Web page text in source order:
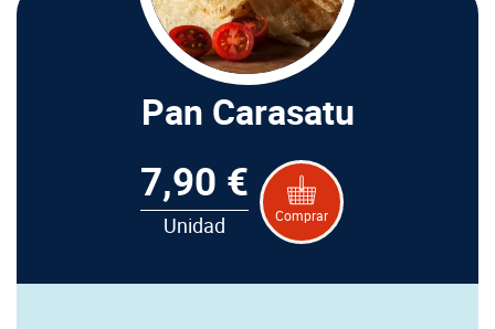
Pan Carasatu
7,90 €
Unidad Comprar